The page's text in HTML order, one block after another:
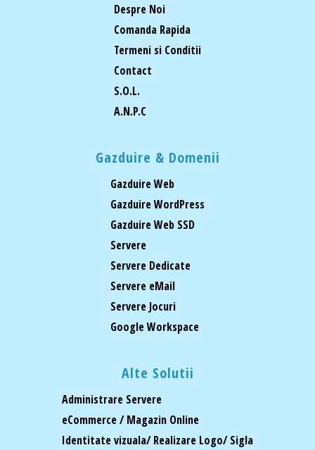
Despre Noi
Comanda Rapida
Termeni si Conditii
Contact
S.O.L.
A.N.P.C
Gazduire & Domenii
Gazduire Web
Gazduire WordPress
Gazduire Web SSD
Servere
Servere Dedicate
Servere eMail
Servere Jocuri
Google Workspace
Alte Solutii
Administrare Servere
eCommerce / Magazin Online
Identitate vizuala/ Realizare Logo/ Sigla